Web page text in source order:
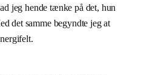
jeg hende tænke på det, hun
det samme begyndte jeg at